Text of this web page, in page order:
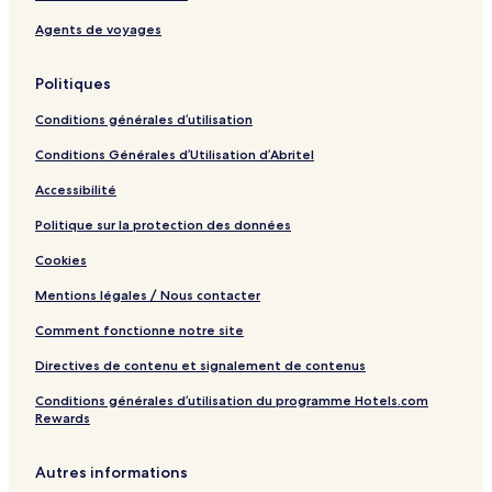
Agents de voyages
Politiques
Conditions générales d’utilisation
Conditions Générales d’Utilisation d’Abritel
Accessibilité
Politique sur la protection des données
Cookies
Mentions légales / Nous contacter
Comment fonctionne notre site
Directives de contenu et signalement de contenus
Conditions générales d’utilisation du programme Hotels.com
Rewards
Autres informations